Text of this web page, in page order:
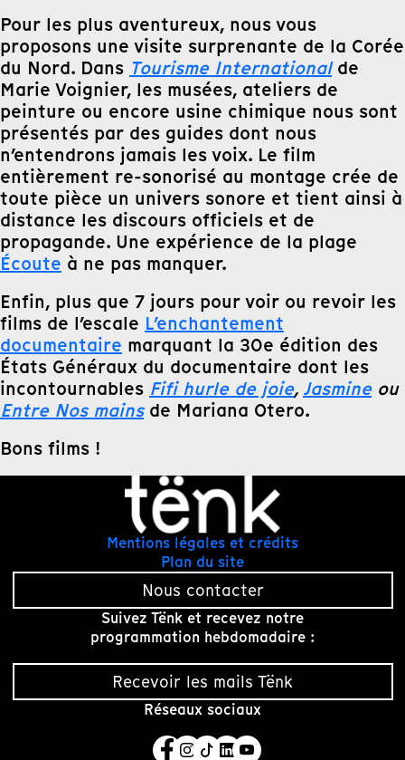
Pour les plus aventureux, nous vous
proposons une visite surprenante de la Corée
du Nord. Dans Tourisme Internationalde
Marie Voignier, les musées, ateliers de
peinture ou encore usine chimique nous sont
présentés par des guides dont nous
n’entendrons jamais les voix. Le film
entièrement re-sonorisé au montage crée de
toute pièce un univers sonore et tient ainsi à
distance les discours officiels et de
propagande. Une expérience de la plage
Écoute à ne pas manquer.
Enfin, plus que 7 jours pour voir ou revoir les
films de l’escale L’enchantement
documentaire marquant la 30e édition des
États Généraux du documentaire dont les
incontournables Fifi hurle de joie,Jasmineou
Entre Nos mainsde Mariana Otero.
Bons films !
Mentions légales et crédits
Plan du site
Nous contacter
Suivez Tënk et recevez notre
programmation hebdomadaire :
Recevoir les mails Tënk
Réseaux sociaux